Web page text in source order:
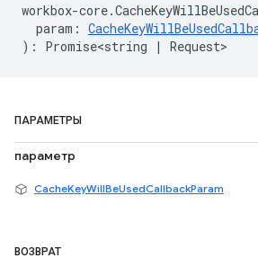
workbox-core.
param :
) : Promise<string | Request>
ПАРАМЕТРЫ
параметр
CacheKeyWillBeUsedCallbackParam
ВОЗВРАТ